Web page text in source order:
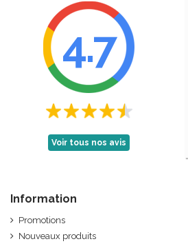
4.7
Voir tous nos avis
le disait ma grand-mère, qu'il faut
Information
Promotions
Nouveaux produits